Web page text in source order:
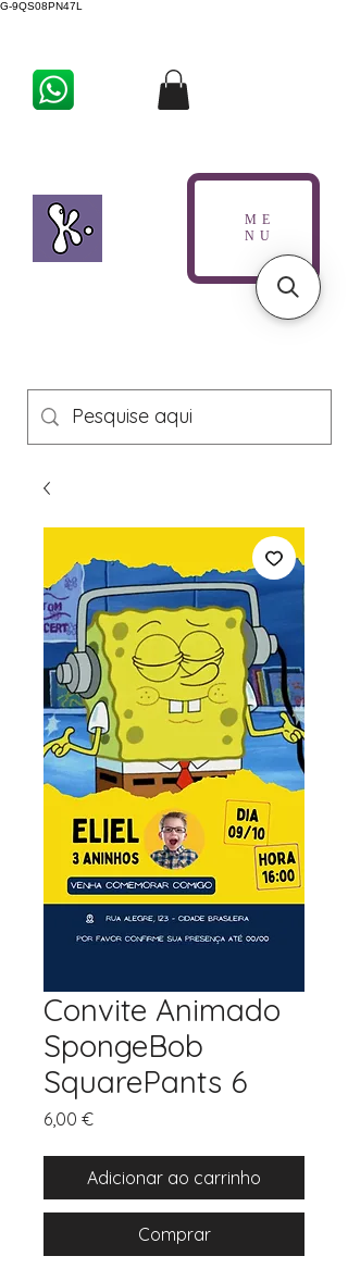
G-9QS08PN47L
ME
NU
Convite Animado
SpongeBob
SquarePants 6
6,00 €Preço
Adicionar ao carrinho
Comprar